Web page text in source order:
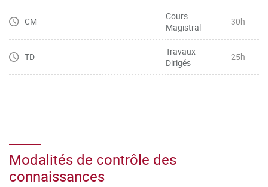
CM
Cours
Magistral
30h
TD
Travaux
Dirigés
25h
Modalités de contrôle des
connaissances